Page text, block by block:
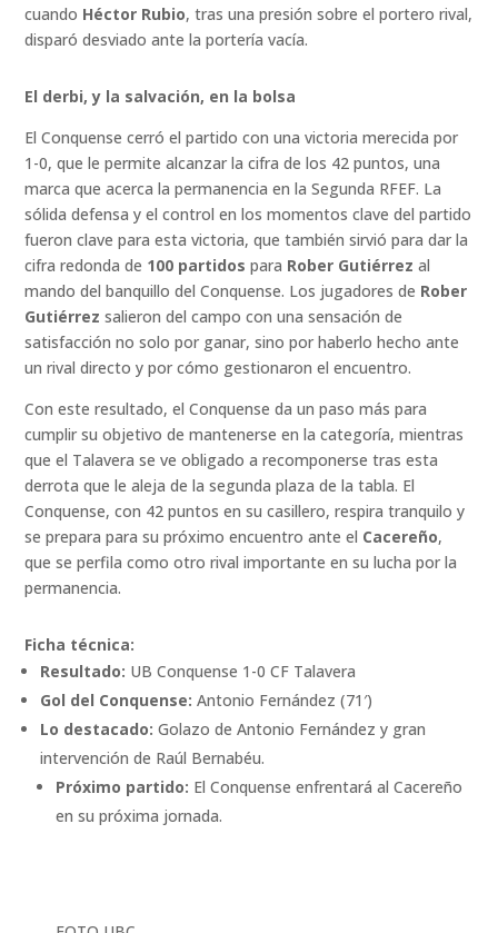
cuando Héctor Rubio, tras una presión sobre el portero rival,
disparó desviado ante la portería vacía.
El derbi, y la salvación, en la bolsa
El Conquense cerró el partido con una victoria merecida por
1-0, que le permite alcanzar la cifra de los 42 puntos, una
marca que acerca la permanencia en la Segunda RFEF. La
sólida defensa y el control en los momentos clave del partido
fueron clave para esta victoria, que también sirvió para dar la
cifra redonda de 100 partidos para Rober Gutiérrez al
mando del banquillo del Conquense. Los jugadores de Rober
Gutiérrez salieron del campo con una sensación de
satisfacción no solo por ganar, sino por haberlo hecho ante
un rival directo y por cómo gestionaron el encuentro.
Con este resultado, el Conquense da un paso más para
cumplir su objetivo de mantenerse en la categoría, mientras
que el Talavera se ve obligado a recomponerse tras esta
derrota que le aleja de la segunda plaza de la tabla. El
Conquense, con 42 puntos en su casillero, respira tranquilo y
se prepara para su próximo encuentro ante el Cacereño,
que se perfila como otro rival importante en su lucha por la
permanencia.
Ficha técnica:
Resultado: UB Conquense 1-0 CF Talavera
Gol del Conquense: Antonio Fernández (71′)
Lo destacado: Golazo de Antonio Fernández y gran
intervención de Raúl Bernabéu.
Próximo partido: El Conquense enfrentará al Cacereño
en su próxima jornada.